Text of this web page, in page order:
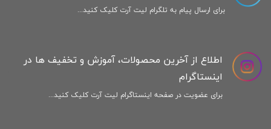
برای ارسال پیام به تلگرام لیت آرت کلیک کنید...
اطلاع از آخرین محصولات، آموزش و تخفیف ها در
اینستاگرام
برای عضویت در صفحه اینستاگرام لیت آرت کلیک کنید...